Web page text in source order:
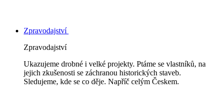
Zpravodajství
Zpravodajství
Ukazujeme drobné i velké projekty. Ptáme se vlastníků, na
jejich zkušenosti se záchranou historických staveb.
Sledujeme, kde se co děje. Napříč celým Českem.